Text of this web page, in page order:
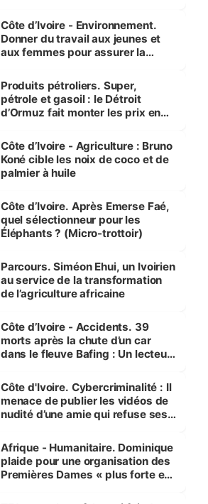
Côte d’Ivoire - Environnement.
Donner du travail aux jeunes et
aux femmes pour assurer la
menacées
Produits pétroliers. Super,
pétrole et gasoil : le Détroit
d’Ormuz fait monter les prix en
Côte d’Ivoire - Agriculture : Bruno
Koné cible les noix de coco et de
palmier à huile
Côte d’Ivoire. Après Emerse Faé,
quel sélectionneur pour les
Éléphants ? (Micro-trottoir)
Parcours. Siméon Ehui, un Ivoirien
au service de la transformation
de l’agriculture africaine
Côte d’Ivoire - Accidents. 39
morts après la chute d’un car
dans le fleuve Bafing : Un lecteur
des Transports
Côte d'Ivoire. Cybercriminalité : Il
menace de publier les vidéos de
nudité d’une amie qui refuse ses
Afrique - Humanitaire. Dominique
plaide pour une organisation des
Premières Dames « plus forte et